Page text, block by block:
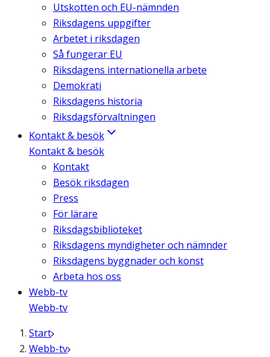
Utskotten och EU-nämnden
Riksdagens uppgifter
Arbetet i riksdagen
Så fungerar EU
Riksdagens internationella arbete
Demokrati
Riksdagens historia
Riksdagsförvaltningen
Kontakt & besök
Kontakt & besök
Kontakt
Besök riksdagen
Press
För lärare
Riksdagsbiblioteket
Riksdagens myndigheter och nämnder
Riksdagens byggnader och konst
Arbeta hos oss
Webb-tv
Webb-tv
Start
Webb-tv